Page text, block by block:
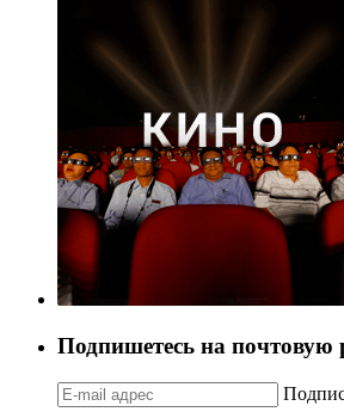
Подпишетесь на почтовую